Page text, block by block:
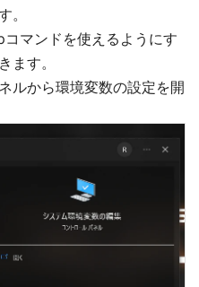
。
マンドを使えるようにす
ます。
ルから環境変数の設定を開